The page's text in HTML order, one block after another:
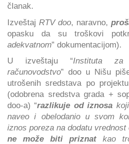
članak.
Izveštaj RTV doo, naravno,
opasku da su troškovi
adekvatnom” dokumentacijom).
U izveštaju “Instituta
računovodstvo” doo u Nišu
utrošenih sredstava po
(odobrena sredstva grada +
doo-a) “razlikuje od iznosa
naveo i obelodanio u svom
iznos poreza na dodatu
ne može biti priznat kao